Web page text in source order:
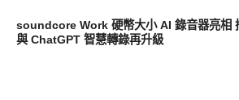
soundcore Work 硬幣大小 AI 錄音器亮相
與 ChatGPT 智慧轉錄再升級